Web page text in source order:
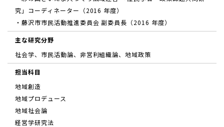
究」コーディネーター（2016 年度）
・藤沢市市民活動推進委員会 副委員長（2016 年度）
主な研究分野
社会学、市民活動論、非営利組織論、地域政策
担当科目
地域創造
地域プロデュース
地域社会論
経営学研究法